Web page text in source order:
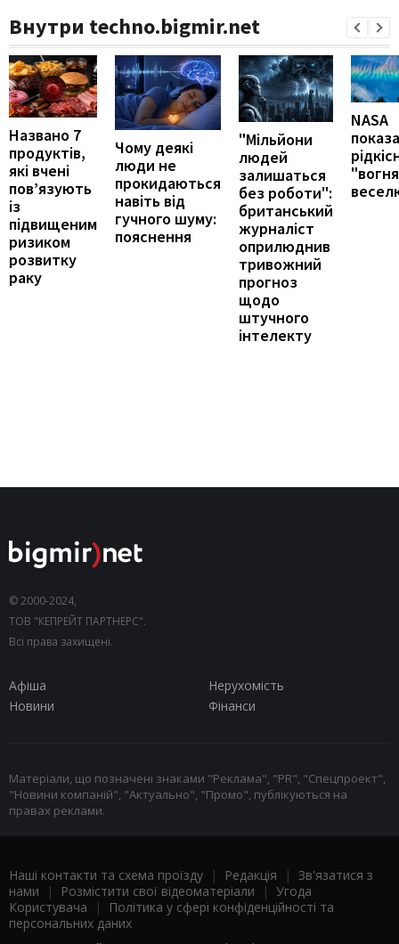
Внутри techno.bigmir.net
Названо 7
продуктів,
які вчені
пов’язують
із
підвищеним
ризиком
розвитку
раку
Чому деякі
люди не
прокидаються
навіть від
гучного шуму:
пояснення
"Мільйони
людей
залишаться
без роботи":
британський
журналіст
оприлюднив
тривожний
прогноз
щодо
штучного
інтелекту
NASA
© 2000-2024,
ТОВ "КЕПРЕЙТ ПАРТНЕРС".
Всі права захищені.
Афіша
Нерухомість
Новини
Фінанси
Матеріали, що позначені знаками "Реклама", "PR", "Спецпроект",
"Новини компаній", "Актуально", "Промо", публікуються на
правах реклами.
Наші контакти та схема проїзду | Редакція | Зв'язатися з
нами | Розмістити свої відеоматеріали | Угода
Користувача |
Політика у сфері конфіденційності та
персональних даних